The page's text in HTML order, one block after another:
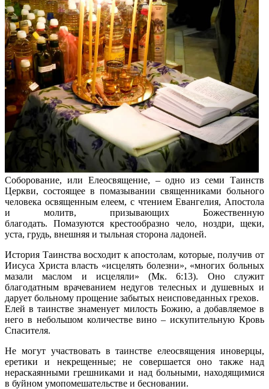
Соборование, или Елеосвящение, – одно из семи Таинств
Церкви, состоящее в помазывании священниками больного
человека освященным елеем, с чтением Евангелия, Апостола
и молитв, призывающих Божественную
благодать. Помазуются крестообразно чело, ноздри, щеки,
уста, грудь, внешняя и тыльная сторона ладоней.
История Таинства восходит к апостолам, которые, получив от
Иисуса Христа власть «исцелять болезни», «многих больных
мазали маслом и исцеляли» (Мк. 6:13). Оно служит
благодатным врачеванием недугов телесных и душевных и
дарует больному прощение забытых неисповеданных грехов.
Елей в таинстве знаменует милость Божию, а добавляемое в
него в небольшом количестве вино – искупительную Кровь
Спасителя.
Не могут участвовать в таинстве елеосвящения иноверцы,
еретики и некрещенные; не совершается оно также над
нераскаянными грешниками и над больными, находящимися
в буйном умопомешательстве и бесновании.